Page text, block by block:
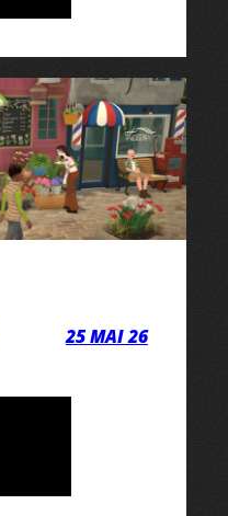
25 MAI 26